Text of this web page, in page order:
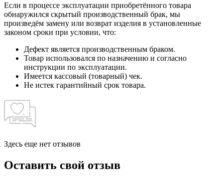
Если в процессе эксплуатации приобретённого товара
обнаружился скрытый производственный брак, мы
произведём замену или возврат изделия в установленные
законом сроки при условии, что:
Дефект является производственным браком.
Товар использовался по назначению и согласно
инструкции по эксплуатации.
Имеется кассовый (товарный) чек.
Не истек гарантийный срок товара.
Здесь еще нет отзывов
Оставить свой отзыв